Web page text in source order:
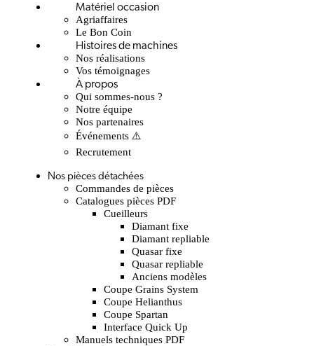
Matériel occasion
Agriaffaires
Le Bon Coin
Histoires de machines
Nos réalisations
Vos témoignages
À propos
Qui sommes-nous ?
Notre équipe
Nos partenaires
Événements ⚠️
Recrutement
Nos pièces détachées
Commandes de pièces
Catalogues pièces PDF
Cueilleurs
Diamant fixe
Diamant repliable
Quasar fixe
Quasar repliable
Anciens modèles
Coupe Grains System
Coupe Helianthus
Coupe Spartan
Interface Quick Up
Manuels techniques PDF